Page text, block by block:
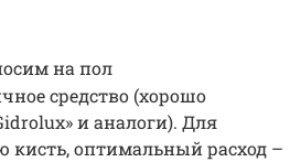
на пол
средство (хорошо
и аналоги). Для
кисть, оптимальный расход –